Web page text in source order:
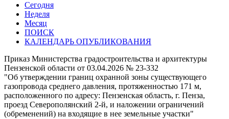
Сегодня
Неделя
Месяц
ПОИСК
КАЛЕНДАРЬ ОПУБЛИКОВАНИЯ
Приказ Министерства градостроительства и архитектуры
Пензенской области от 03.04.2026 № 23-332
"Об утверждении границ охранной зоны существующего
газопровода среднего давления, протяженностью 171 м,
расположенного по адресу: Пензенская область, г. Пенза,
проезд Северополянский 2-й, и наложении ограничений
(обременений) на входящие в нее земельные участки"